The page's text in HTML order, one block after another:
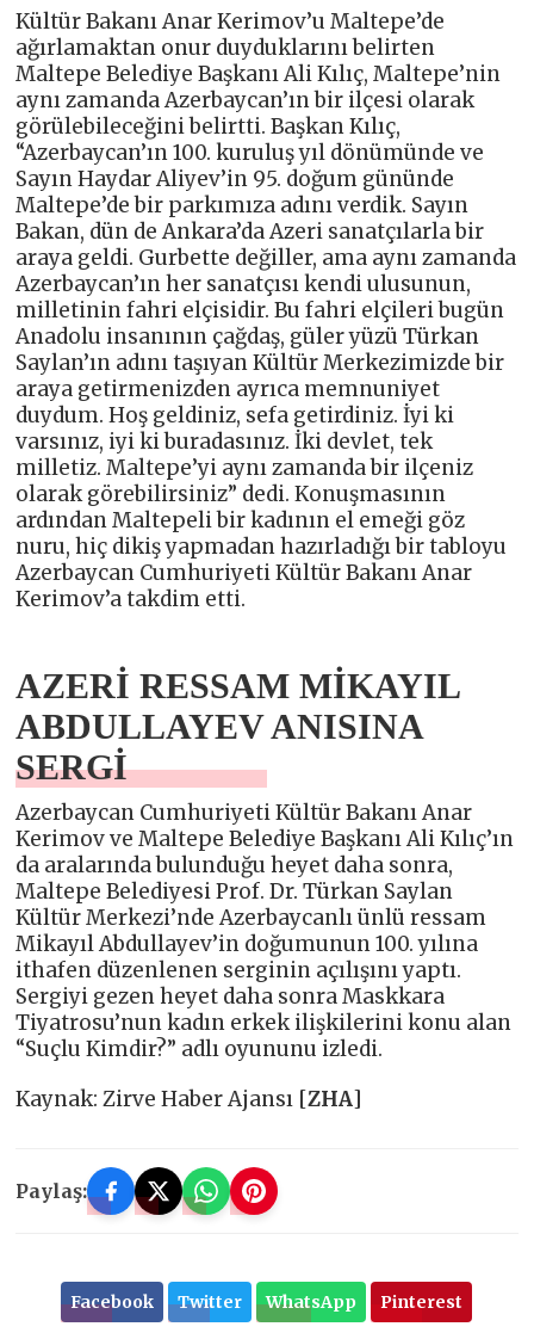
Kültür Bakanı Anar Kerimov’u Maltepe’de
ağırlamaktan onur duyduklarını belirten
Maltepe Belediye Başkanı Ali Kılıç, Maltepe’nin
aynı zamanda Azerbaycan’ın bir ilçesi olarak
görülebileceğini belirtti. Başkan Kılıç,
“Azerbaycan’ın 100. kuruluş yıl dönümünde ve
Sayın Haydar Aliyev’in 95. doğum gününde
Maltepe’de bir parkımıza adını verdik. Sayın
Bakan, dün de Ankara’da Azeri sanatçılarla bir
araya geldi. Gurbette değiller, ama aynı zamanda
Azerbaycan’ın her sanatçısı kendi ulusunun,
milletinin fahri elçisidir. Bu fahri elçileri bugün
Anadolu insanının çağdaş, güler yüzü Türkan
Saylan’ın adını taşıyan Kültür Merkezimizde bir
araya getirmenizden ayrıca memnuniyet
duydum. Hoş geldiniz, sefa getirdiniz. İyi ki
varsınız, iyi ki buradasınız. İki devlet, tek
milletiz. Maltepe’yi aynı zamanda bir ilçeniz
olarak görebilirsiniz” dedi. Konuşmasının
ardından Maltepeli bir kadının el emeği göz
nuru, hiç dikiş yapmadan hazırladığı bir tabloyu
Azerbaycan Cumhuriyeti Kültür Bakanı Anar
Kerimov’a takdim etti.
AZERİ RESSAM MİKAYIL
ABDULLAYEV ANISINA
SERGİ
Azerbaycan Cumhuriyeti Kültür Bakanı Anar
Kerimov ve Maltepe Belediye Başkanı Ali Kılıç’ın
da aralarında bulunduğu heyet daha sonra,
Maltepe Belediyesi Prof. Dr. Türkan Saylan
Kültür Merkezi’nde Azerbaycanlı ünlü ressam
Mikayıl Abdullayev’in doğumunun 100. yılına
ithafen düzenlenen serginin açılışını yaptı.
Sergiyi gezen heyet daha sonra Maskkara
Tiyatrosu’nun kadın erkek ilişkilerini konu alan
“Suçlu Kimdir?” adlı oyununu izledi.
Kaynak: Zirve Haber Ajansı [ZHA]
Paylaş:
Facebook Twitter WhatsApp Pinterest